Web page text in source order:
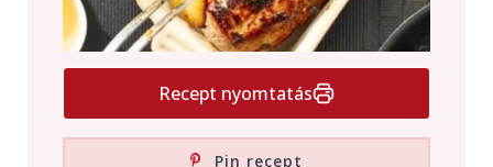
Recept nyomtatás
Pin recept